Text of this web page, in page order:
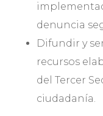
denuncia
Difundir y
recursos
del Tercer
ciudadanía.